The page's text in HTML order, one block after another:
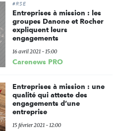
#RSE
Entreprises à mission : les
groupes Danone et Rocher
expliquent leurs
engagements
16 avril 2021 - 15:00
Carenews PRO
Entreprises à mission : une
qualité qui atteste des
engagements d’une
entreprise
15 février 2021 - 12:00